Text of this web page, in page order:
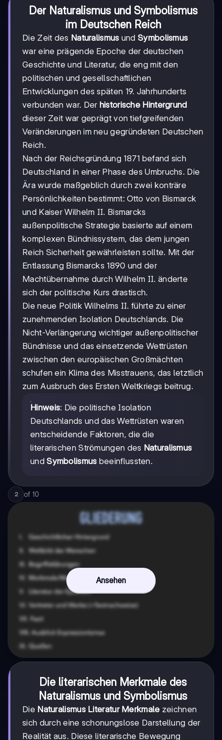
Der Naturalismus und Symbolismus
im Deutschen Reich
Die Zeit des Naturalismus undSymbolismus
war eine prägende Epoche der deutschen
Geschichte und Literatur, die eng mit den
politischen und gesellschaftlichen
Entwicklungen des späten 19. Jahrhunderts
verbunden war. Der historische Hintergrund
dieser Zeit war geprägt von tiefgreifenden
Veränderungen im neu gegründeten Deutschen
Reich.
Nach der Reichsgründung 1871 befand sich
Deutschland in einer Phase des Umbruchs. Die
Ära wurde maßgeblich durch zwei konträre
Persönlichkeiten bestimmt: Otto von Bismarck
und Kaiser Wilhelm II. Bismarcks
außenpolitische Strategie basierte auf einem
komplexen Bündnissystem, das dem jungen
Reich Sicherheit gewährleisten sollte. Mit der
Entlassung Bismarcks 1890 und der
Machtübernahme durch Wilhelm II. änderte
sich der politische Kurs drastisch.
Die neue Politik Wilhelms II. führte zu einer
zunehmenden Isolation Deutschlands. Die
Nicht-Verlängerung wichtiger außenpolitischer
Bündnisse und das einsetzende Wettrüsten
zwischen den europäischen Großmächten
schufen ein Klima des Misstrauens, das letztlich
zum Ausbruch des Ersten Weltkriegs beitrug.
Hinweis: Die politische Isolation
Deutschlands und das Wettrüsten waren
entscheidende Faktoren, die die
literarischen Strömungen des Naturalismus
undSymbolismus beeinflussten.
2 of 10
Ansehen
Die literarischen Merkmale des
Naturalismus und Symbolismus
Die Naturalismus Literatur Merkmale zeichnen
sich durch eine schonungslose Darstellung der
Realität aus. Diese literarische Bewegung